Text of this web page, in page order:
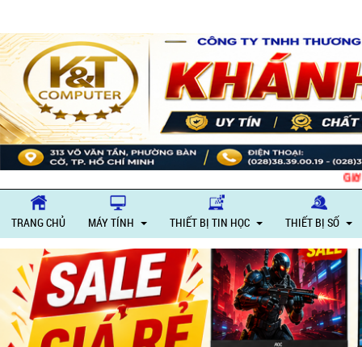
Giờ làm
TRANG CHỦ MÁY TÍNH THIẾT BỊ TIN HỌC THIẾT BỊ SỐ